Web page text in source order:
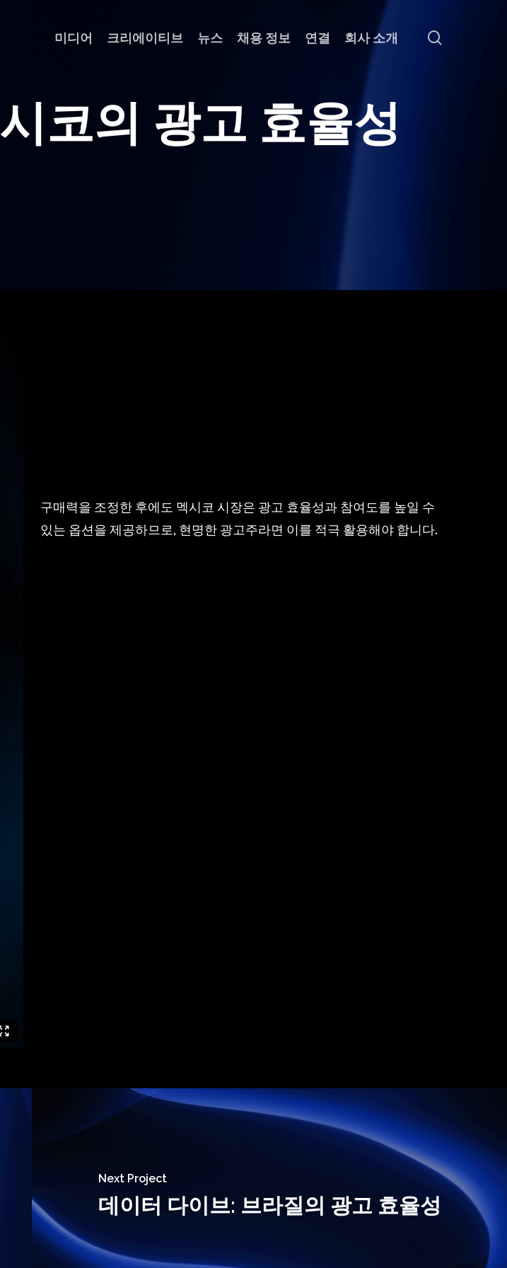
미디어 크리에이티브 뉴스 채용 정보 연결 회사 소개
시코의 광고 효율성
구매력을 조정한 후에도 멕시코 시장은 광고 효율성과 참여도를 높일 수
있는 옵션을 제공하므로, 현명한 광고주라면 이를 적극 활용해야 합니다.
Next Project
데이터 다이브: 브라질의 광고 효율성